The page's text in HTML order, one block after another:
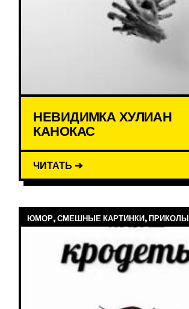
НЕВИДИМКА ХУЛИАН
КАНОКАС
ЧИТАТЬ ➔
ЮМОР, СМЕШНЫЕ КАРТИНКИ, ПРИКОЛЫ